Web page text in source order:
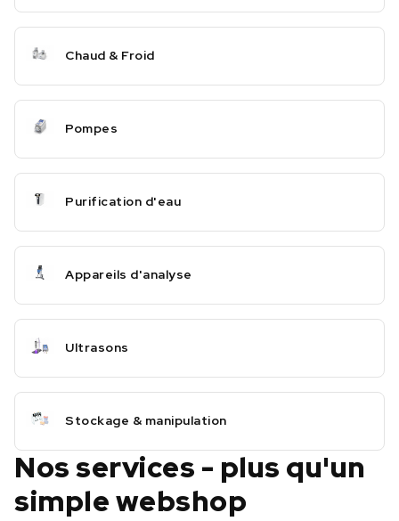
Chaud & Froid
Pompes
Purification d'eau
Appareils d'analyse
Ultrasons
Stockage & manipulation
Nos services - plus qu'un
simple webshop